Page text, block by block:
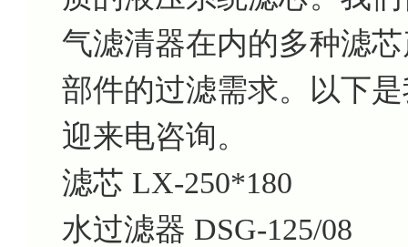
气滤清器在内的多种滤
部件的过滤需求。以下
迎来电咨询。
滤芯 LX-250*180
水过滤器 DSG-125/08